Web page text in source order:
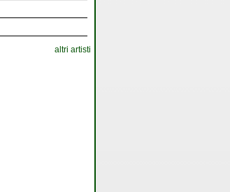
altri artisti